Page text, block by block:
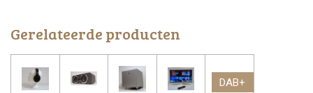
Gerelateerde producten
DAB+